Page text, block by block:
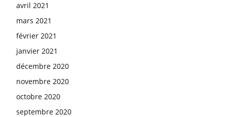
avril 2021
mars 2021
février 2021
janvier 2021
décembre 2020
novembre 2020
octobre 2020
septembre 2020